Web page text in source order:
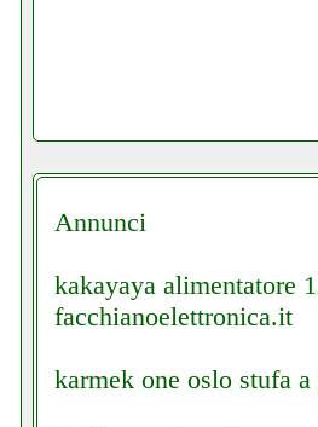
Annunci
kakayaya alimentatore
facchianoelettronica.it
karmek one oslo stufa